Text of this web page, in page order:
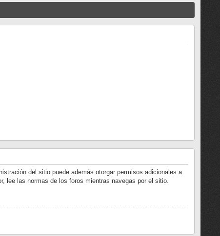
del sitio puede además otorgar permisos adicionales a
lee las normas de los foros mientras navegas por el sitio.